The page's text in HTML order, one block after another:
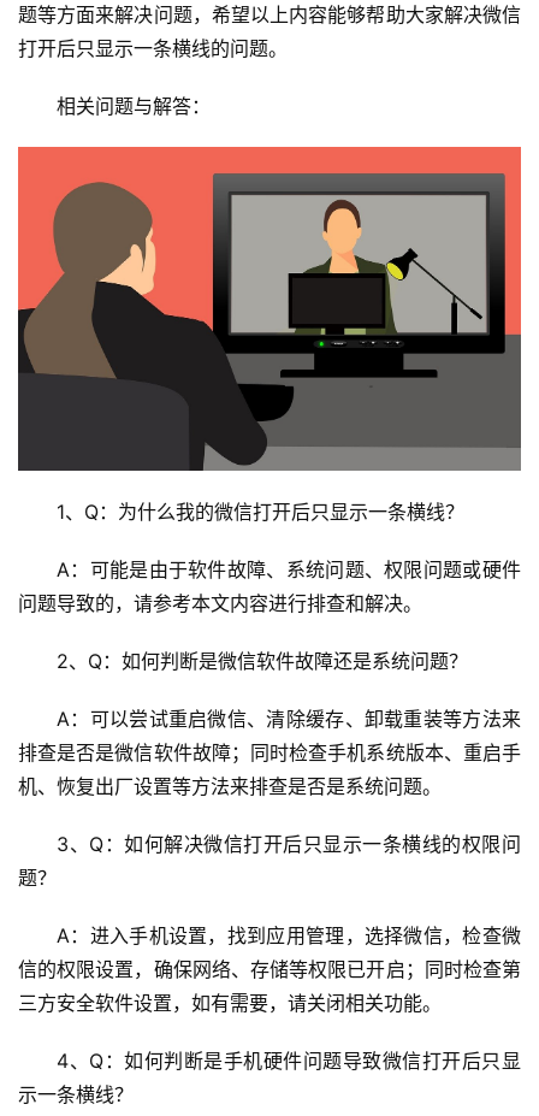
题等方面来解决问题，希望以上内容能够帮助大家解决微信
打开后只显示一条横线的问题。
相关问题与解答：
1、Q：为什么我的微信打开后只显示一条横线？
A：可能是由于软件故障、系统问题、权限问题或硬件
问题导致的，请参考本文内容进行排查和解决。
2、Q：如何判断是微信软件故障还是系统问题？
A：可以尝试重启微信、清除缓存、卸载重装等方法来
排查是否是微信软件故障；同时检查手机系统版本、重启手
机、恢复出厂设置等方法来排查是否是系统问题。
3、Q：如何解决微信打开后只显示一条横线的权限问
题？
A：进入手机设置，找到应用管理，选择微信，检查微
信的权限设置，确保网络、存储等权限已开启；同时检查第
三方安全软件设置，如有需要，请关闭相关功能。
4、Q：如何判断是手机硬件问题导致微信打开后只显
示一条横线？